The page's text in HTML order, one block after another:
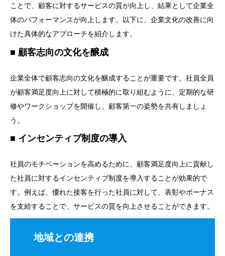
ことで、顧客に対するサービスの質が向上し、結果として企業全
体のパフォーマンスが向上します。以下に、企業文化の改善に向
けた具体的なアプローチを紹介します。
顧客志向の文化を醸成
企業全体で顧客志向の文化を醸成することが重要です。社員全員
が顧客満足度向上に対して積極的に取り組むように、定期的な研
修やワークショップを開催し、顧客第一の姿勢を共有しましょ
う。
インセンティブ制度の導入
社員のモチベーションを高めるために、顧客満足度向上に貢献し
た社員に対するインセンティブ制度を導入することが効果的で
す。例えば、優れた接客を行った社員に対して、表彰やボーナス
を支給することで、サービスの質を向上させることができます。
地域との連携